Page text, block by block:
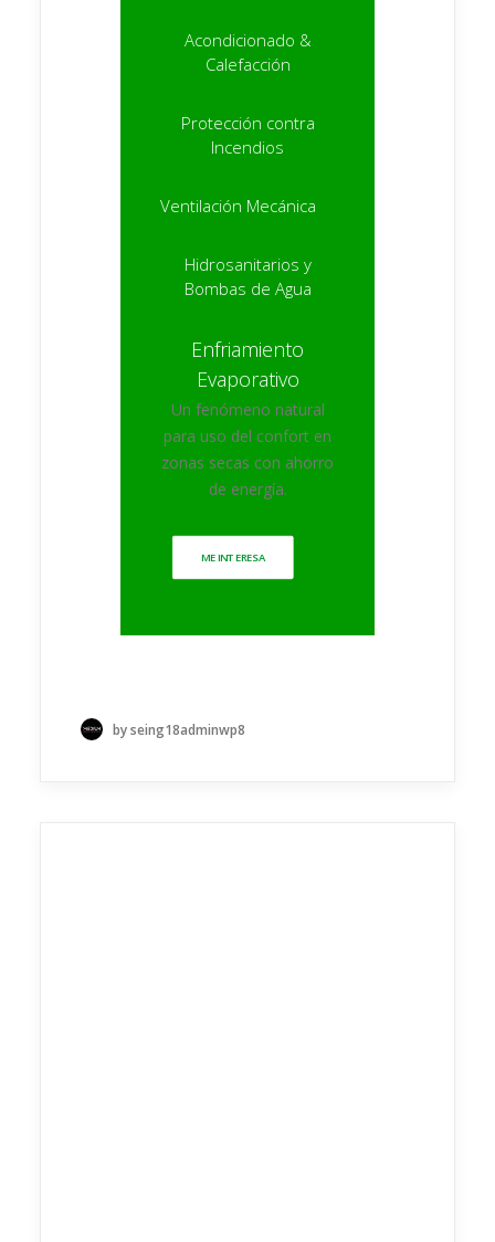
Acondicionado &
Calefacción
Protección contra
Incendios
Ventilación Mecánica
Hidrosanitarios y
Bombas de Agua
Enfriamiento
Evaporativo
Un fenómeno natural
para uso del confort en
zonas secas con ahorro
de energía.
ME INTERESA
by seing18adminwp8